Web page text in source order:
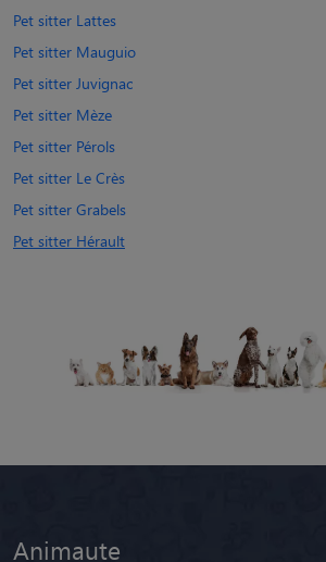
Pet sitter Lattes
Pet sitter Mauguio
Pet sitter Juvignac
Pet sitter Mèze
Pet sitter Pérols
Pet sitter Le Crès
Pet sitter Grabels
Pet sitter Hérault
Animaute